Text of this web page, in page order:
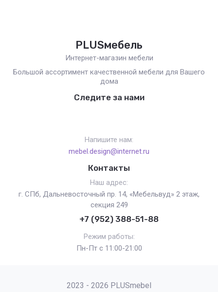
PLUSмебель
Интернет-магазин мебели
Большой ассортимент качественной мебели для Вашего
дома
Следите за нами
Напишите нам:
mebel.design@internet.ru
Контакты
Наш адрес:
г. СПб, Дальневосточный пр. 14, «Мебельвуд» 2 этаж,
секция 249
+7 (952) 388-51-88
Режим работы:
Пн-Пт с 11:00-21:00
2023 - 2026 PLUSmebel